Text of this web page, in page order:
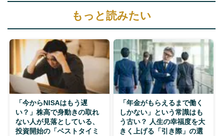
もっと読みたい
「今からNISAはもう遅
い？」株高で身動きの取れ
ない人が見落としている、
投資開始の「ベストタイミ
「年金がもらえるまで働く
しかない」という常識はも
う古い？ 人生の幸福度を大
きく上げる「引き際」の選